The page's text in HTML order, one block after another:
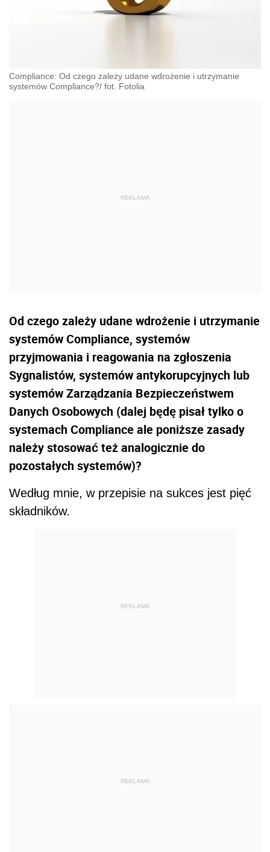
Compliance: Od czego zależy udane wdrożenie i utrzymanie
systemów Compliance?/ fot. Fotolia
Od czego zależy udane wdrożenie i utrzymanie
systemów Compliance, systemów
przyjmowania i reagowania na zgłoszenia
Sygnalistów, systemów antykorupcyjnych lub
systemów Zarządzania Bezpieczeństwem
Danych Osobowych (dalej będę pisał tylko o
systemach Compliance ale poniższe zasady
należy stosować też analogicznie do
pozostałych systemów)?
Według mnie, w przepisie na sukces jest pięć
składników.
REKLAMA
REKLAMA